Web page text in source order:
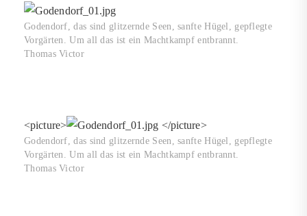
Godendorf, das sind glitzernde Seen, sanfte Hügel, gepflegte
Vorgärten. Um all das ist ein Machtkampf entbrannt.
Thomas Victor
<picture> </picture>
Godendorf, das sind glitzernde Seen, sanfte Hügel, gepflegte
Vorgärten. Um all das ist ein Machtkampf entbrannt.
Thomas Victor